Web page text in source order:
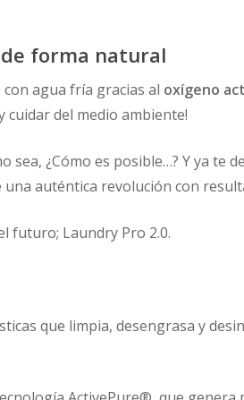
forma natural
agua fría gracias al oxígeno
cuidar del medio ambiente!
¿Cómo es posible…? Y ya te
auténtica revolución con
futuro; Laundry Pro 2.0.
que limpia, desengrasa y